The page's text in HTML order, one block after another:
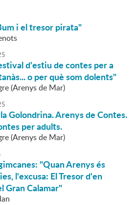
i el tresor pirata"
d'estiu de contes per a
o per què som dolents"
(Arenys de Mar)
Golondrina. Arenys de Contes.
per adults.
(Arenys de Mar)
"Quan Arenys és
l'excusa: El Tresor d'en
Gran Calamar"